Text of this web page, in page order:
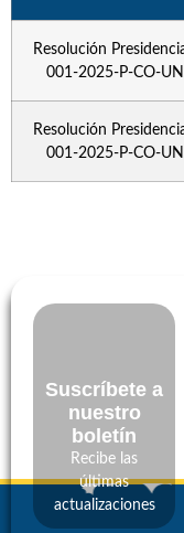
Resolución
001-2025-P-CO-
Resolución
001-2025-P-CO-
Suscríbete a
nuestro
boletín
Recibe las
últimas
actualizaciones